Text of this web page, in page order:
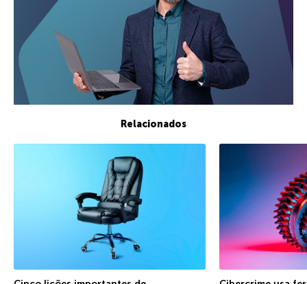
Relacionados